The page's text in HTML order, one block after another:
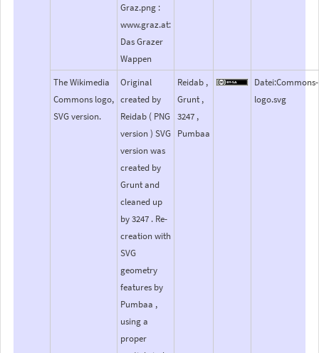
Graz.png :
www.graz.at:
Das Grazer
Wappen
The Wikimedia
Commons logo,
SVG version.
Original
created by
Reidab ( PNG
version ) SVG
version was
created by
Grunt and
cleaned up
by 3247 . Re-
creation with
SVG
geometry
features by
Pumbaa ,
using a
proper
Reidab ,
Grunt ,
3247 ,
Pumbaa
Datei:Commons-
logo.svg